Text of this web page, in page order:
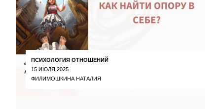
ПСИХОЛОГИЯ ОТНОШЕНИЙ
15 ИЮЛЯ 2025
ФИЛИМОШКИНА НАТАЛИЯ